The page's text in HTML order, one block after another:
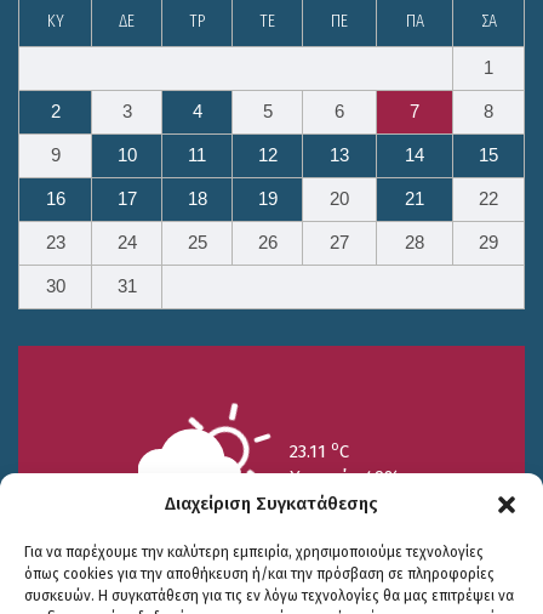
Διαχείριση Συγκατάθεσης
Για να παρέχουμε την καλύτερη εμπειρία, χρησιμοποιούμε τεχνολογίες
όπως cookies για την αποθήκευση ή/και την πρόσβαση σε πληροφορίες
συσκευών. Η συγκατάθεση για τις εν λόγω τεχνολογίες θα μας επιτρέψει να
ΚΥ ΔΕ ΤΡ ΤΕ ΠΕ ΠΑ ΣΑ
1
2 3 4 5 6 7 8
9 10 11 12 13 14 15
16 17 18 19 20 21 22
23 24 25 26 27 28 29
30 31
23.11 oC
Υγρασία 49%